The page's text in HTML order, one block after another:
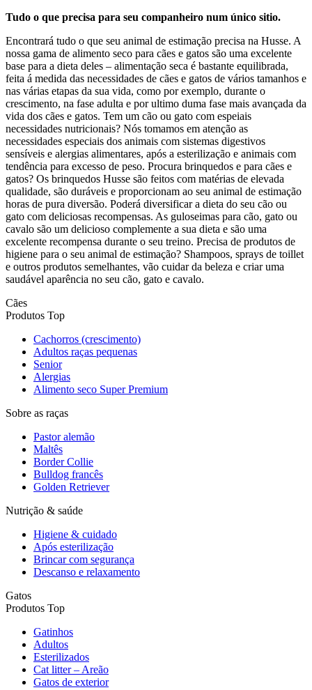
Tudo o que precisa para seu companheiro num único sitio.
Encontrará tudo o que seu animal de estimação precisa na Husse. A
nossa gama de alimento seco para cães e gatos são uma excelente
base para a dieta deles – alimentação seca é bastante equilibrada,
feita á medida das necessidades de cães e gatos de vários tamanhos e
nas várias etapas da sua vida, como por exemplo, durante o
crescimento, na fase adulta e por ultimo duma fase mais avançada da
vida dos cães e gatos. Tem um cão ou gato com espeiais
necessidades nutricionais? Nós tomamos em atenção as
necessidades especiais dos animais com sistemas digestivos
sensíveis e alergias alimentares, após a esterilização e animais com
tendência para excesso de peso. Procura brinquedos e para cães e
gatos? Os brinquedos Husse são feitos com matérias de elevada
qualidade, são duráveis e proporcionam ao seu animal de estimação
horas de pura diversão. Poderá diversificar a dieta do seu cão ou
gato com deliciosas recompensas. As guloseimas para cão, gato ou
cavalo são um delicioso complemente a sua dieta e são uma
excelente recompensa durante o seu treino. Precisa de produtos de
higiene para o seu animal de estimação? Shampoos, sprays de toillet
e outros produtos semelhantes, vão cuidar da beleza e criar uma
saudável aparência no seu cão, gato e cavalo.
Cães
Produtos Top
Cachorros (crescimento)
Adultos raças pequenas
Senior
Alergias
Alimento seco Super Premium
Sobre as raças
Pastor alemão
Maltês
Border Collie
Bulldog francês
Golden Retriever
Nutrição & saúde
Higiene & cuidado
Após esterilização
Brincar com segurança
Descanso e relaxamento
Gatos
Produtos Top
Gatinhos
Adultos
Esterilizados
Cat litter – Areão
Gatos de exterior